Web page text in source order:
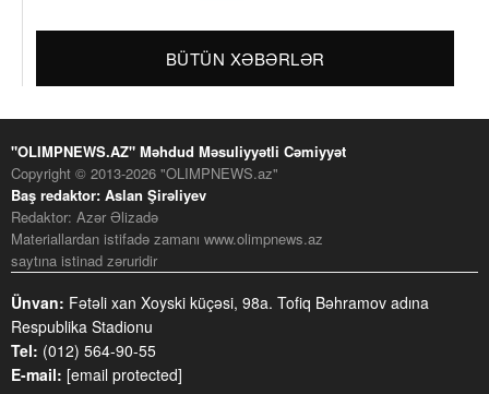
BÜTÜN XƏBƏRLƏR
"OLIMPNEWS.AZ" Məhdud Məsuliyyətli Cəmiyyət
Copyright © 2013-2026 "OLIMPNEWS.az"
Baş redaktor: Aslan Şirəliyev
Redaktor: Azər Əlizadə
Materiallardan istifadə zamanı www.olimpnews.az
saytına istinad zəruridir
Ünvan: Fətəli xan Xoyski küçəsi, 98a. Tofiq Bəhramov adına
Respublika Stadionu
Tel: (012) 564-90-55
E-mail: [email protected]